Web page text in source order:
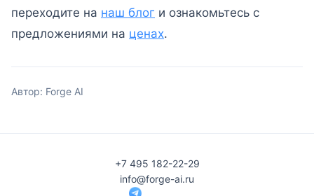
переходите на наш блог и ознакомьтесь с
предложениями на ценах.
Автор: Forge AI
+7 495 182-22-29
info@forge-ai.ru